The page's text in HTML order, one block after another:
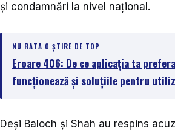
și condamnări la nivel național.
NU RATA O ȘTIRE DE TOP
Eroare 406: De ce aplicația ta
funcționează și soluțiile pentru
Deși Baloch și Shah au respins